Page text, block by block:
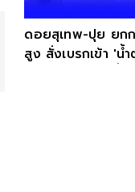
ดอยสุเทพ-ปุย ยก
สูง สั่งเบรกเข้า 'น้